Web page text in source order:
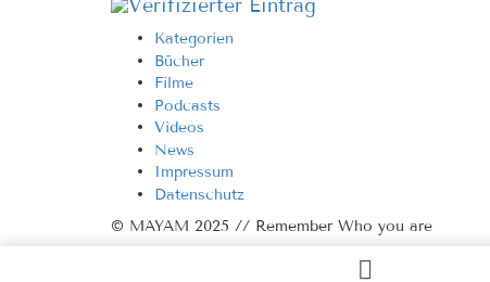
Kategorien
Bücher
Filme
Podcasts
Videos
News
Impressum
Datenschutz
© MAYAM 2025 // Remember Who you are